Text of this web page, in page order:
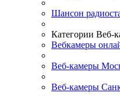
Шансон
Категории Веб-
Вебкамеры
Веб-камеры
Веб-камеры